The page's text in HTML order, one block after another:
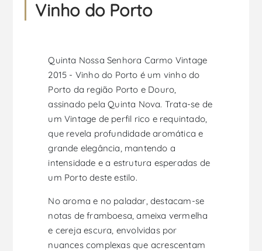
Vinho do Porto
Quinta Nossa Senhora Carmo Vintage
2015 - Vinho do Porto é um vinho do
Porto da região Porto e Douro,
assinado pela Quinta Nova. Trata-se de
um Vintage de perfil rico e requintado,
que revela profundidade aromática e
grande elegância, mantendo a
intensidade e a estrutura esperadas de
um Porto deste estilo.
No aroma e no paladar, destacam-se
notas de framboesa, ameixa vermelha
e cereja escura, envolvidas por
nuances complexas que acrescentam